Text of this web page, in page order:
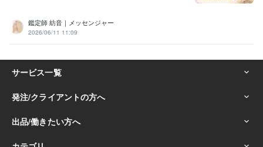
鑑定師 紡音｜メッセンジャー
2026/06/11 11:09